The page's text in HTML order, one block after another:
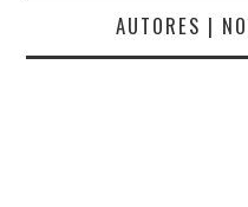
AUTORES |